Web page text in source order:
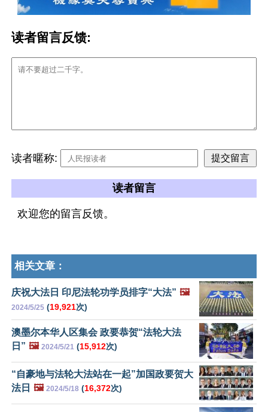
读者留言反馈:
读者暱称:
读者留言
欢迎您的留言反馈。
相关文章：
庆祝大法日 印尼法轮功学员排字“大法” 🖼️
2024/5/25 (19,921次)
澳墨尔本华人区集会 政要恭贺“法轮大法
日” 🖼️ 2024/5/21 (15,912次)
“自豪地与法轮大法站在一起”加国政要贺大
法日 🖼️ 2024/5/18 (16,372次)